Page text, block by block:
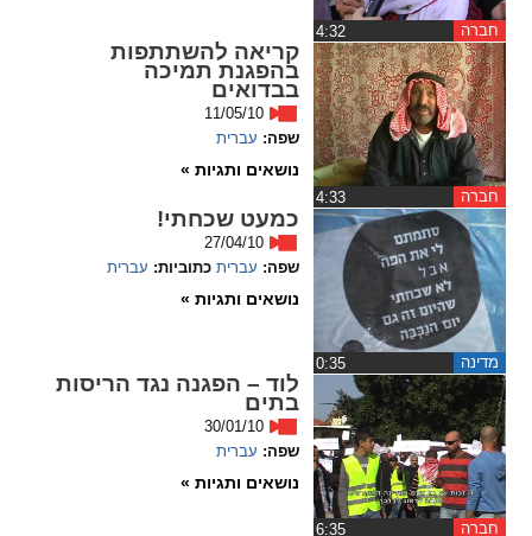
spellcheck
גופן קריא
ניגודיות צבעים
brightness_high
ניגודיות בהירה
brightness_low
format_underlined
קו תחתי לקישורים
font_download
cached
איפוס
flag
השארת
חברה
חברה
קריאה להשתתפות
בהפגנת תמיכה
בבדואים
11/05/10
שפה: עברית
נושאים ותגיות »
מדינה
כמעט שכחתי!
27/04/10
שפה: עברית כתוביות: עברית
נושאים ותגיות »
חברה
לוד – הפגנה נגד הריסות
בתים
30/01/10
שפה: עברית
נושאים ותגיות »